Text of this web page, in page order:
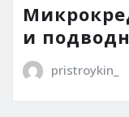
и
pristroykin_